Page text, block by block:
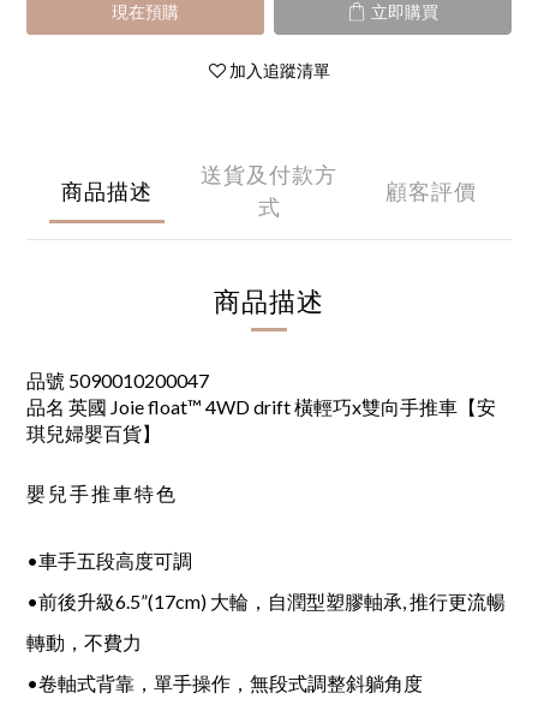
現在預購 立即購買
加入追蹤清單
商品描述
送貨及付款方
式
顧客評價
商品描述
品號 5090010200047
品名 英國 Joie float™ 4WD drift 橫輕巧x雙向手推車【安
琪兒婦嬰百貨】
嬰兒手推車特色
•車手五段高度可調
•前後升級6.5”(17cm) 大輪，自潤型塑膠軸承, 推行更流暢
轉動，不費力
•卷軸式背靠，單手操作，無段式調整斜躺角度